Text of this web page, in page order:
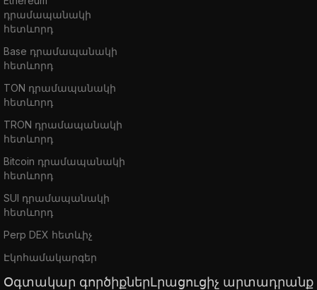
դրամապանակի
հետևորդ
Base դրամապանակի
հետևորդ
TON դրամապանակի
հետևորդ
TRON դրամապանակի
հետևորդ
Bitcoin դրամապանակի
հետևորդ
SUI դրամապանակի
հետևորդ
Perp DEX հետևիչ
Էկոհամակարգեր
Օգտակար գործիքներ Լրացուցիչ արտադրանք